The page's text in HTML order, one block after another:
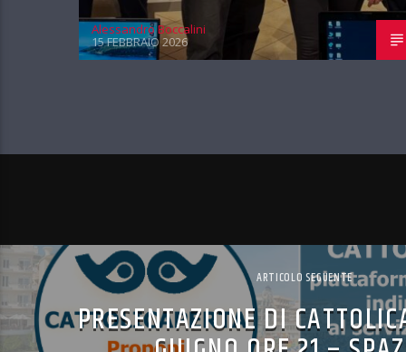
Alessandro Boccalini
15 FEBBRAIO 2026
ARTICOLO SEGUENTE
PRESENTAZIONE DI